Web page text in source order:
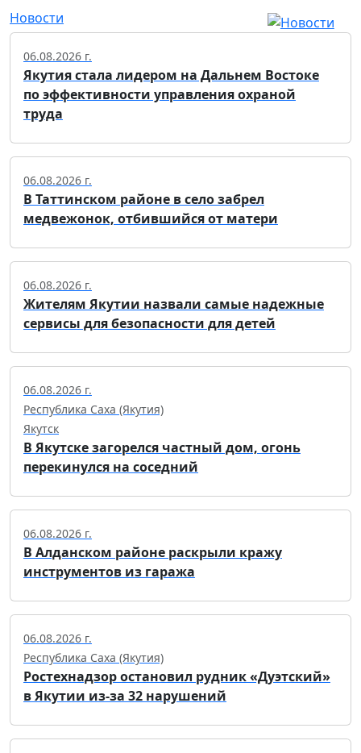
Новости
06.08.2026 г.
Якутия стала лидером на Дальнем Востоке
по эффективности управления охраной
труда
06.08.2026 г.
В Таттинском районе в село забрел
медвежонок, отбившийся от матери
06.08.2026 г.
Жителям Якутии назвали самые надежные
сервисы для безопасности для детей
06.08.2026 г.
Республика Саха (Якутия)
Якутск
В Якутске загорелся частный дом, огонь
перекинулся на соседний
06.08.2026 г.
В Алданском районе раскрыли кражу
инструментов из гаража
06.08.2026 г.
Республика Саха (Якутия)
Ростехнадзор остановил рудник «Дуэтский»
в Якутии из-за 32 нарушений